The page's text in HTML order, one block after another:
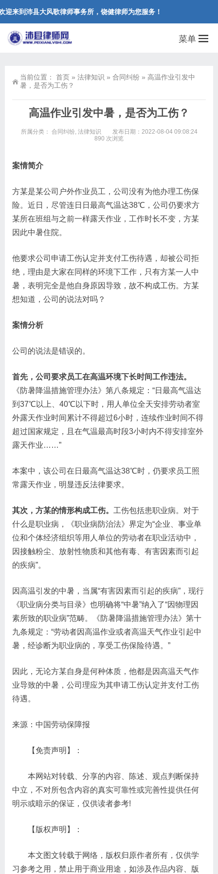
迎来到沛县大风歌律师事务所，饶健律师为您服务！
菜单
当前位置： 首页 » 法律知识 » 合同纠纷 » 高温作业引发中
暑，是否为工伤？
高温作业引发中暑，是否为工伤？
所属分类： 合同纠纷, 法律知识
发布日期：2022-08-04 09:08:24
890 次浏览
案情简介
方某是某公司户外作业员工，公司没有为他办理工伤保
险。近日，尽管连日日最高气温达38℃，公司仍要求方
某所在班组与之前一样露天作业，工作时长不变，方某
因此中暑住院。
他要求公司申请工伤认定并支付工伤待遇，却被公司拒
绝，理由是大家在同样的环境下工作，只有方某一人中
暑，表明完全是他自身原因导致，故不构成工伤。方某
想知道，公司的说法对吗？
案情分析
公司的说法是错误的。
首先，公司要求员工在高温环境下长时间工作违法。
《防暑降温措施管理办法》第八条规定：“日最高气温达
到37℃以上、40℃以下时，用人单位全天安排劳动者室
外露天作业时间累计不得超过6小时，连续作业时间不得
超过国家规定，且在气温最高时段3小时内不得安排室外
露天作业……”
本案中，该公司在日最高气温达38℃时，仍要求员工照
常露天作业，明显违反法律要求。
其次，方某的情形构成工伤。 工伤包括患职业病。对于
什么是职业病，《职业病防治法》界定为“企业、事业单
位和个体经济组织等用人单位的劳动者在职业活动中，
因接触粉尘、放射性物质和其他有毒、有害因素而引起
的疾病”。
因高温引发的中暑，当属“有害因素而引起的疾病”，现行
《职业病分类与目录》也明确将“中暑”纳入了“因物理因
素所致的职业病”范畴。《防暑降温措施管理办法》第十
九条规定：“劳动者因高温作业或者高温天气作业引起中
暑，经诊断为职业病的，享受工伤保险待遇。”
因此，无论方某自身是何种体质，他都是因高温天气作
业导致的中暑，公司理应为其申请工伤认定并支付工伤
待遇。
来源：中国劳动保障报
【免责声明】：
本网站对转载、分享的内容、陈述、观点判断保持
中立，不对所包含内容的真实可靠性或完善性提供任何
明示或暗示的保证，仅供读者参考!
【版权声明】：
本文图文转载于网络，版权归原作者所有，仅供学
习参考之用，禁止用于商业用途，如涉及作品内容、版